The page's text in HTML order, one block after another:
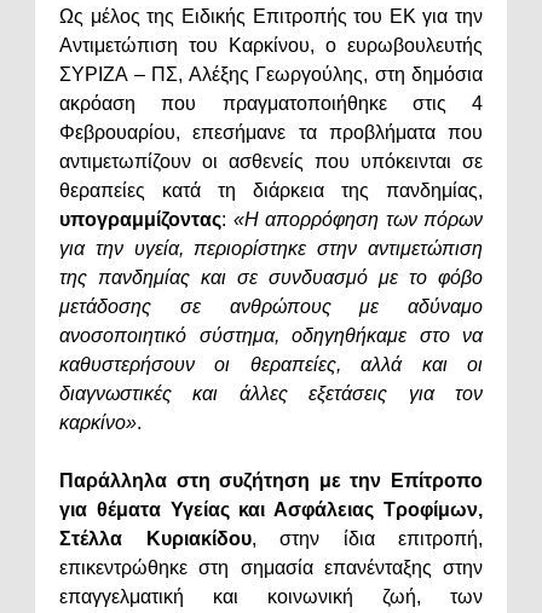
Ως μέλος της Ειδικής Επιτροπής του ΕΚ για την
Αντιμετώπιση του Καρκίνου, ο ευρωβουλευτής
ΣΥΡΙΖΑ – ΠΣ, Αλέξης Γεωργούλης, στη δημόσια
ακρόαση που πραγματοποιήθηκε στις 4
Φεβρουαρίου, επεσήμανε τα προβλήματα που
αντιμετωπίζουν οι ασθενείς που υπόκεινται σε
θεραπείες κατά τη διάρκεια της πανδημίας,
υπογραμμίζοντας: «Η απορρόφηση των πόρων
για την υγεία, περιορίστηκε στην αντιμετώπιση
της πανδημίας και σε συνδυασμό με το φόβο
μετάδοσης σε ανθρώπους με αδύναμο
ανοσοποιητικό σύστημα, οδηγηθήκαμε στο να
καθυστερήσουν οι θεραπείες, αλλά και οι
διαγνωστικές και άλλες εξετάσεις για τον
καρκίνο».
Παράλληλα στη συζήτηση με την Επίτροπο
για θέματα Υγείας και Ασφάλειας Τροφίμων,
Στέλλα Κυριακίδου, στην ίδια επιτροπή,
επικεντρώθηκε στη σημασία επανένταξης στην
επαγγελματική και κοινωνική ζωή, των